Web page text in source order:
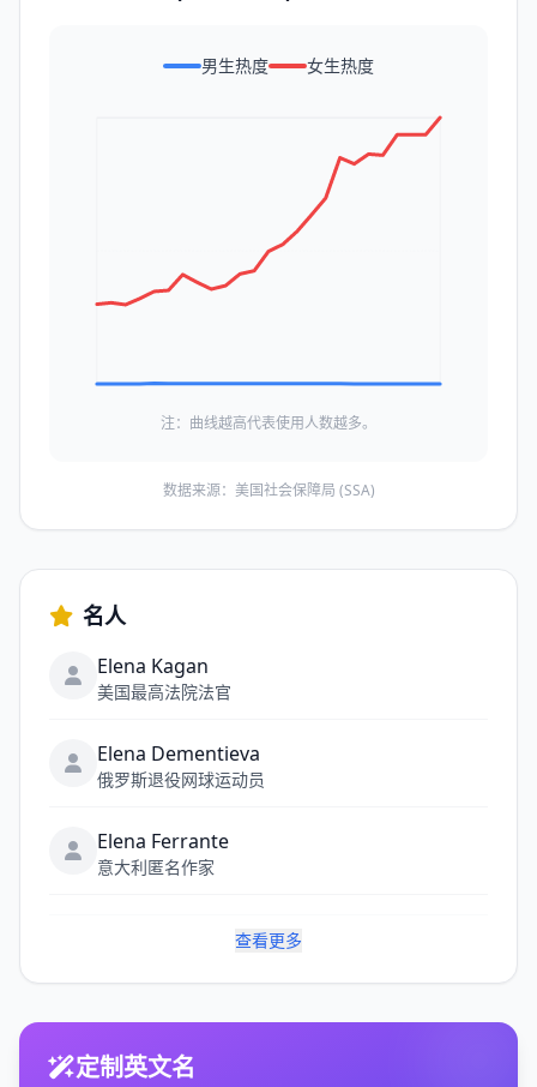
男生热度 女生热度
注：曲线越高代表使用人数越多。
数据来源：美国社会保障局 (SSA)
名人
Elena Kagan
美国最高法院法官
Elena Dementieva
俄罗斯退役网球运动员
Elena Ferrante
意大利匿名作家
查看更多
定制英文名